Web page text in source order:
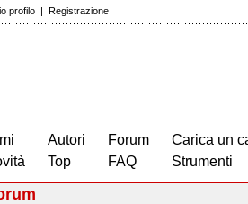
profilo | Registrazione
Autori
Top
Forum
FAQ
Carica un
Strumenti